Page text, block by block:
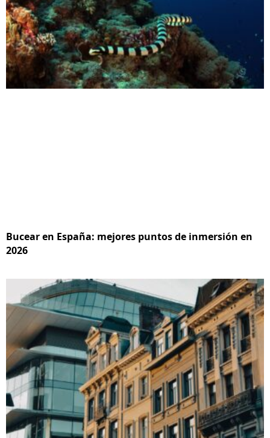
Bucear en España: mejores puntos de inmersión en
2026